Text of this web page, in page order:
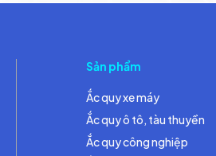
Sản phẩm
Ắc quy xe máy
Ắc quy ô tô, tàu thuyền
Ắc quy công nghiệp